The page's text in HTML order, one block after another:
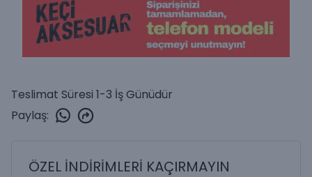
Teslimat Süresi 1-3 İş Günüdür
Paylaş:
ÖZEL İNDİRİMLERİ KAÇIRMAYIN